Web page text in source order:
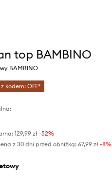
top BAMBINO
BAMBINO
kodem: OFF*
129,99 zł-52%
z 30 dni przed obniżką: 67,99 zł -8%